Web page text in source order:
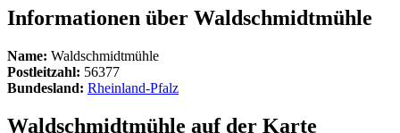
Informationen über Waldschmidtmühle
Name: Waldschmidtmühle
Postleitzahl: 56377
Bundesland: Rheinland-Pfalz
Waldschmidtmühle auf der Karte